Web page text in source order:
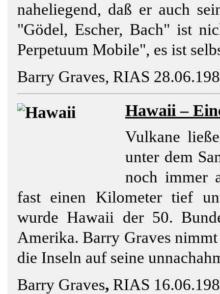
naheliegend, daß er auch
"Gödel, Escher, Bach" ist
Perpetuum Mobile", es ist
Barry Graves, RIAS
Hawaii –
Vulkane
unter dem
noch immer
fast einen Kilometer tief
wurde Hawaii der 50.
Amerika. Barry Graves
die Inseln auf seine
Barry Graves, RIAS